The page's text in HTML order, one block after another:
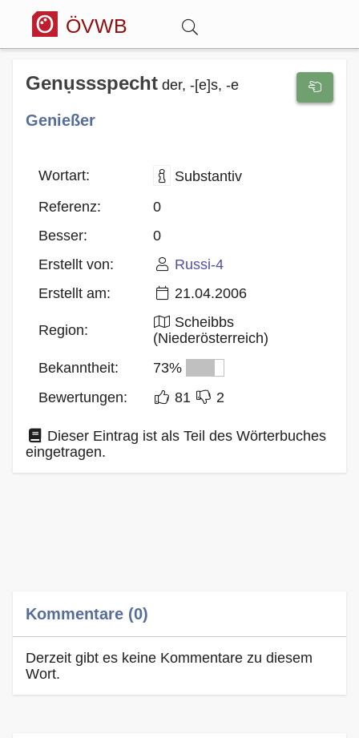
ÖVWB
Wörterbuch
Hitparade
Blog
Genụssspecht der, -[e]s, -e
Genießer
Wortart:
Substantiv
Referenz:
0
Besser:
0
Erstellt von:
Russi-4
Erstellt am:
21.04.2006
Region:
Scheibbs
(Niederösterreich)
Bekanntheit:
73%
Bewertungen:
81 2
Dieser Eintrag ist als Teil des Wörterbuches
eingetragen.
Kommentare (0)
Derzeit gibt es keine Kommentare zu diesem
Wort.